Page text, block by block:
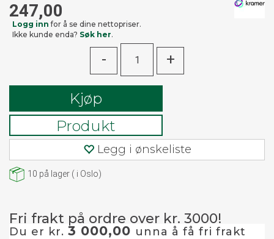
247,00
Logg inn for å se dine nettopriser.
Ikke kunde enda? Søk her.
- +
Kjøp
Produkt
Legg i ønskeliste
10 på lager ( i Oslo)
Fri frakt på ordre over kr. 3000!
Du er kr. 3 000,00 unna å få fri frakt